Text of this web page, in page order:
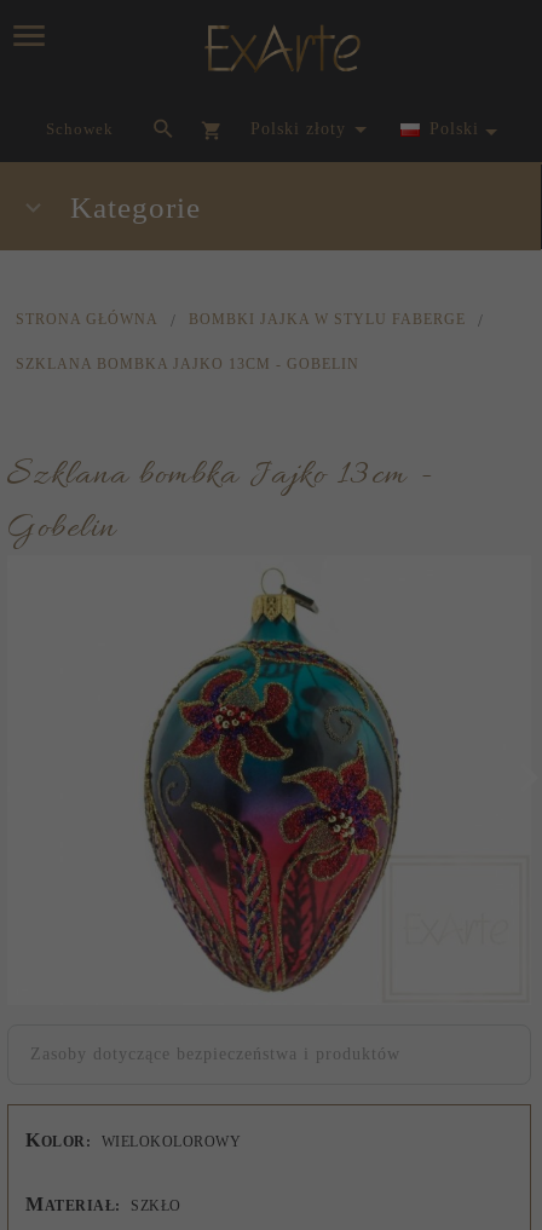
Schowek currency_h
polski złoty Polski
Kategorie
STRONA GŁÓWNA BOMBKI JAJKA W STYLU FABERGE
SZKLANA BOMBKA JAJKO 13CM - GOBELIN
Szklana bombka Jajko 13cm -
Gobelin
Zasoby dotyczące bezpieczeństwa i produktów
KOLOR: WIELOKOLOROWY
MATERIAŁ: SZKŁO